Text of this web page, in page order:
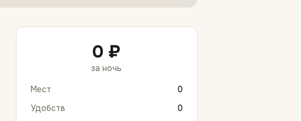
0 ₽
за ночь
Мест
0
Удобств
0